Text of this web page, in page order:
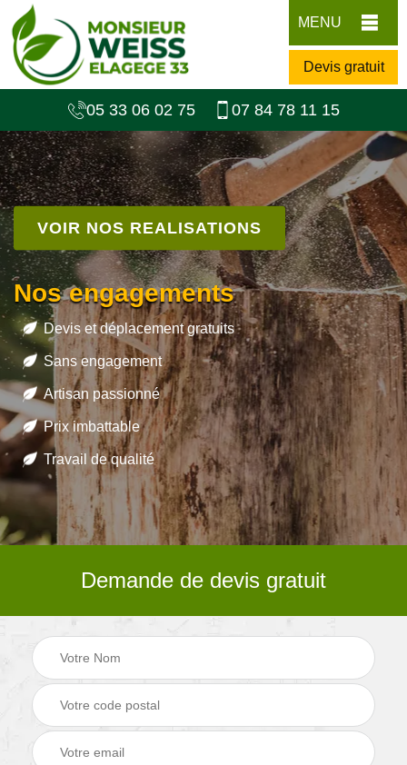
MENU
Devis gratuit
05 33 06 02 75 07 84 78 11 15
VOIR NOS REALISATIONS
Nos engagements
Devis et déplacement gratuits
Sans engagement
Artisan passionné
Prix imbattable
Travail de qualité
Demande de devis gratuit